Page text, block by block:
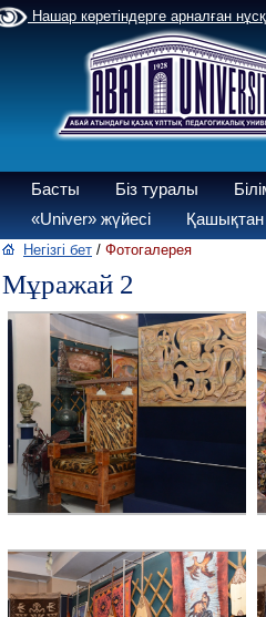
Нашар көретіндерге арналған
Басты Біз туралы
«Univer» жүйесі
Негізгі бет / Фотогалерея
Мұражай 2